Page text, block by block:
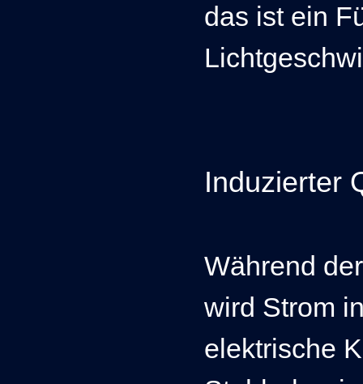
das ist ein
Induzierter
Während
wird Strom
elektrische